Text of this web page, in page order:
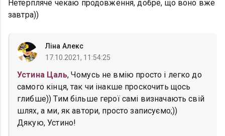
Нетерпляче чекаю продовження, добре, що воно вже
завтра))
Ліна Алекс
17.10.2021, 11:54:25
Устина Цаль, Чомусь не вмію просто і легко до
самого кінця, так чи інакше проскочить щось
глибше)) Тим більше герої самі визначають свій
шлях, а ми, як автори, просто записуємо;))
Дякую, Устино!